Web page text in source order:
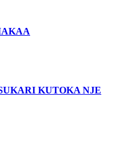
KUTOKA NJE